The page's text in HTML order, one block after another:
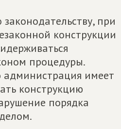
при
конструкции
процедуры.
администрация имеет
конструкцию
порядка